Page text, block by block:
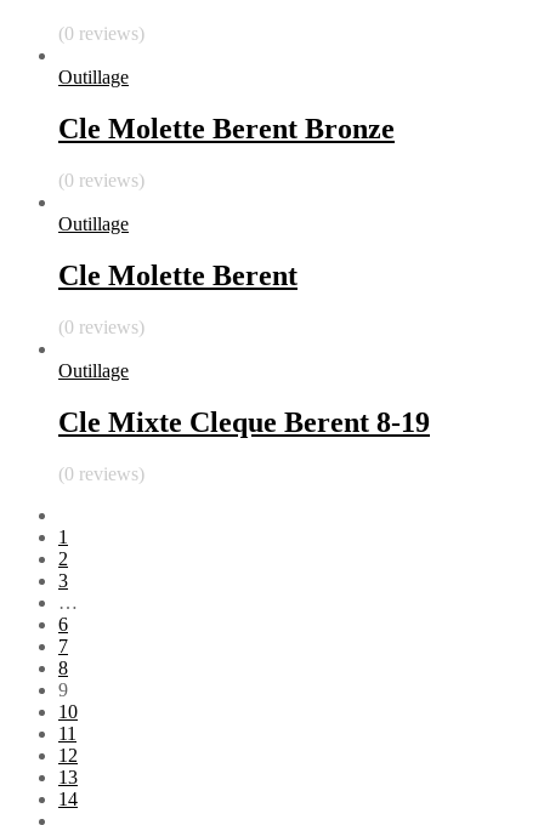
(0 reviews)
Outillage
Cle Molette Berent Bronze
(0 reviews)
Outillage
Cle Molette Berent
(0 reviews)
Outillage
Cle Mixte Cleque Berent 8-19
(0 reviews)
1
2
3
…
6
7
8
9
10
11
12
13
14